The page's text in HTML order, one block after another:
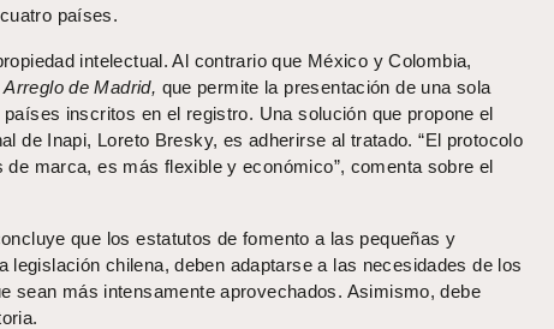
países.
intelectual. Al contrario que México y Colombia,
Arreglo de Madrid, que permite la presentación de una sola
inscritos en el registro. Una solución que propone el
de Inapi, Loreto Bresky, es adherirse al tratado. “El protocolo
marca, es más flexible y económico”, comenta sobre el
que los estatutos de fomento a las pequeñas y
legislación chilena, deben adaptarse a las necesidades de los
sean más intensamente aprovechados. Asimismo, debe